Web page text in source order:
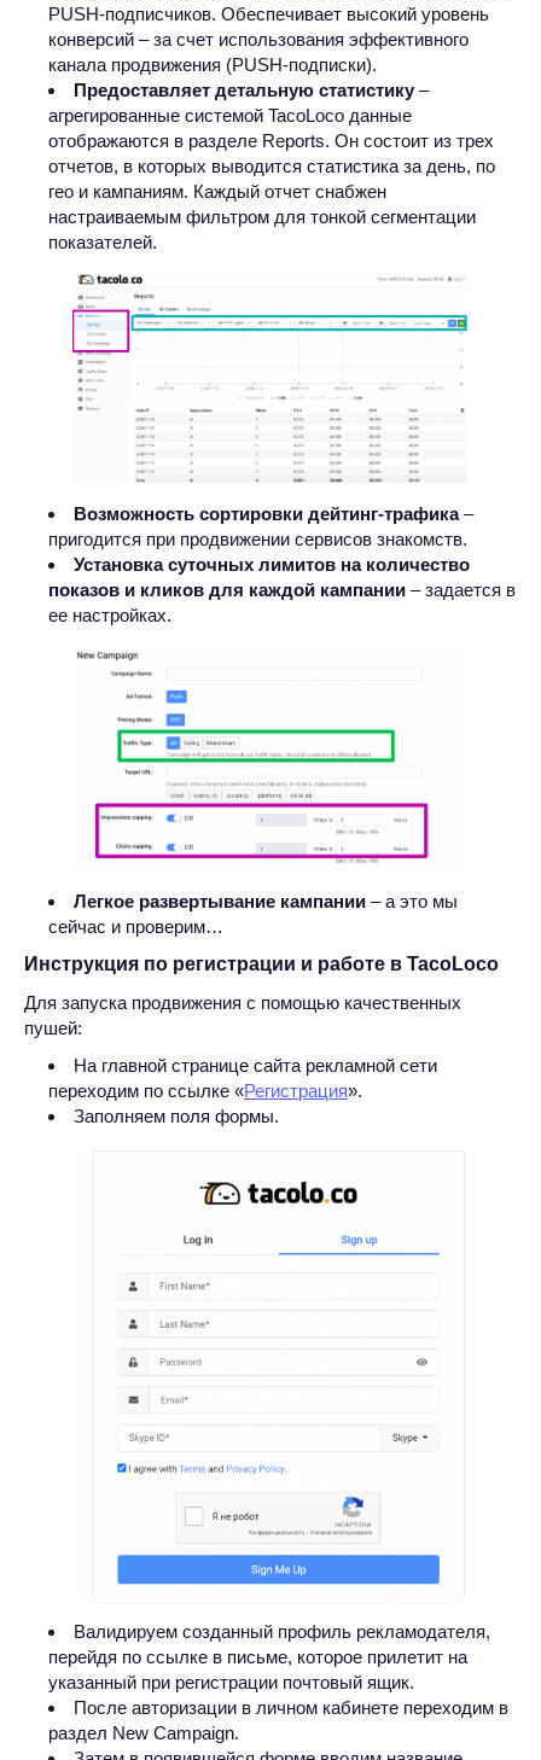
PUSH-подписчиков. Обеспечивает высокий уровень
конверсий – за счет использования эффективного
канала продвижения (PUSH-подписки).
Предоставляет детальную статистику –
агрегированные системой TacoLoco данные
отображаются в разделе Reports. Он состоит из трех
отчетов, в которых выводится статистика за день, по
гео и кампаниям. Каждый отчет снабжен
настраиваемым фильтром для тонкой сегментации
показателей.
Возможность сортировки дейтинг-трафика–
пригодится при продвижении сервисов знакомств.
Установка суточных лимитов на количество
показов и кликов для каждой кампании – задается в
ее настройках.
Легкое развертывание кампании – а это мы
сейчас и проверим…
Инструкция по регистрации и работе в TacoLoco
Для запуска продвижения с помощью качественных
пушей:
На главной странице сайта рекламной сети
переходим по ссылке «Регистрация».
Заполняем поля формы.
Валидируем созданный профиль рекламодателя,
перейдя по ссылке в письме, которое прилетит на
указанный при регистрации почтовый ящик.
После авторизации в личном кабинете переходим в
раздел New Campaign.